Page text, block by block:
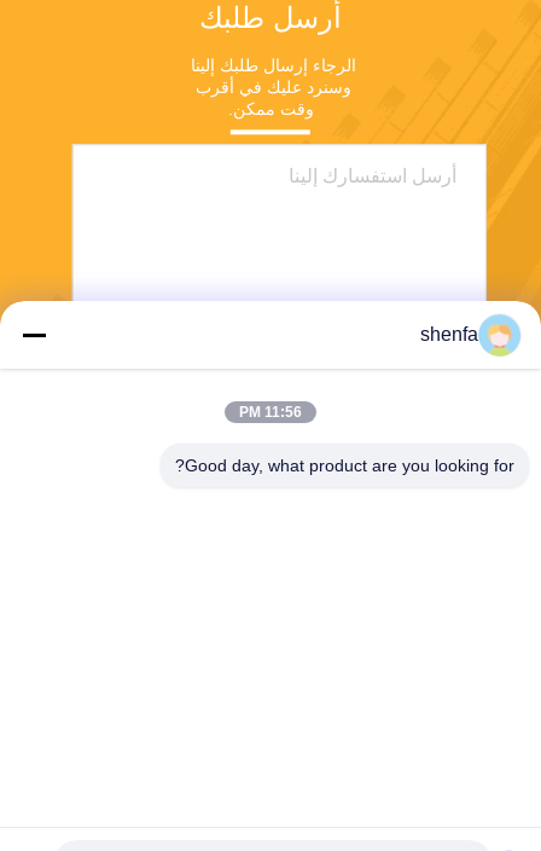
أرسل طلبك
وقت ممكن.
shenfa
11:56 PM
Good day, what product are you looking for?